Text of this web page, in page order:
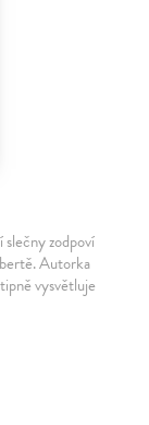
zodpoví
Autorka
vysvětluje